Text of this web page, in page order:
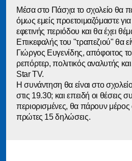
Μέσα στο Πάσχα το σχολείο θα
όμως εμείς προετοιμαζόμαστε
εφετινής περιόδου και θα έχει
Επικεφαλής του "τραπεζιού" θα
Γιώργος Ευγενίδης, απόφοιτος
ρεπόρτερ, πολιτικός αναλυτής
Star TV.
Η συνάντηση θα είναι στο
στις 19.30; και επειδή οι θέσεις
περιορισμένες, θα πάρουν
πρώτες 15 δηλώσεις.